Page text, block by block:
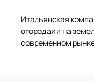
Итальянская
огородах и на
современном